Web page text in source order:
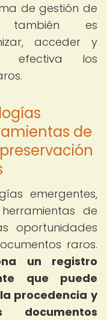
de gestión de
también es
acceder y
efectiva los
de
emergentes,
de
oportunidades
raros.
un registro
que puede
procedencia y